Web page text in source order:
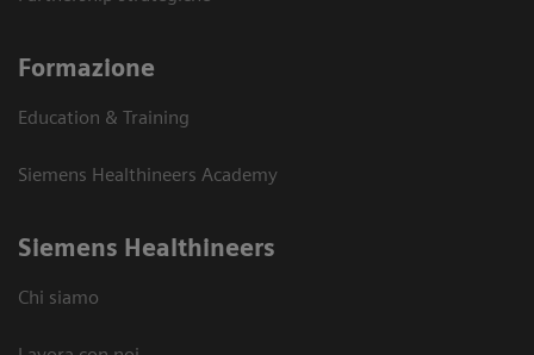
Formazione
Education & Training
Siemens Healthineers Academy
Siemens Healthineers
Chi siamo